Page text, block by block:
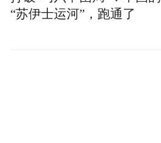
“苏伊士运河”，跑通了